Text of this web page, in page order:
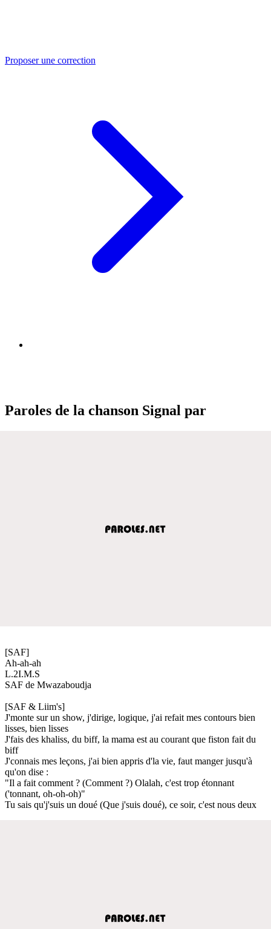
Proposer une correction
Paroles de la chanson Signal par
[SAF]
Ah-ah-ah
L.2I.M.S
SAF de Mwazaboudja
[SAF & Liim's]
J'monte sur un show, j'dirige, logique, j'ai refait mes contours bien
lisses, bien lisses
J'fais des khaliss, du biff, la mama est au courant que fiston fait du
biff
J'connais mes leçons, j'ai bien appris d'la vie, faut manger jusqu'à
qu'on dise :
"Il a fait comment ? (Comment ?) Olalah, c'est trop étonnant
('tonnant, oh-oh-oh)"
Tu sais qu'j'suis un doué (Que j'suis doué), ce soir, c'est nous deux